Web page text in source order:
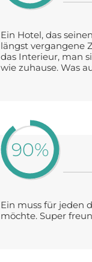
Ein Hotel, das
längst vergangene
das Interieur, man
wie zuhause. Was
90%
Ein muss für jeden
möchte. Super